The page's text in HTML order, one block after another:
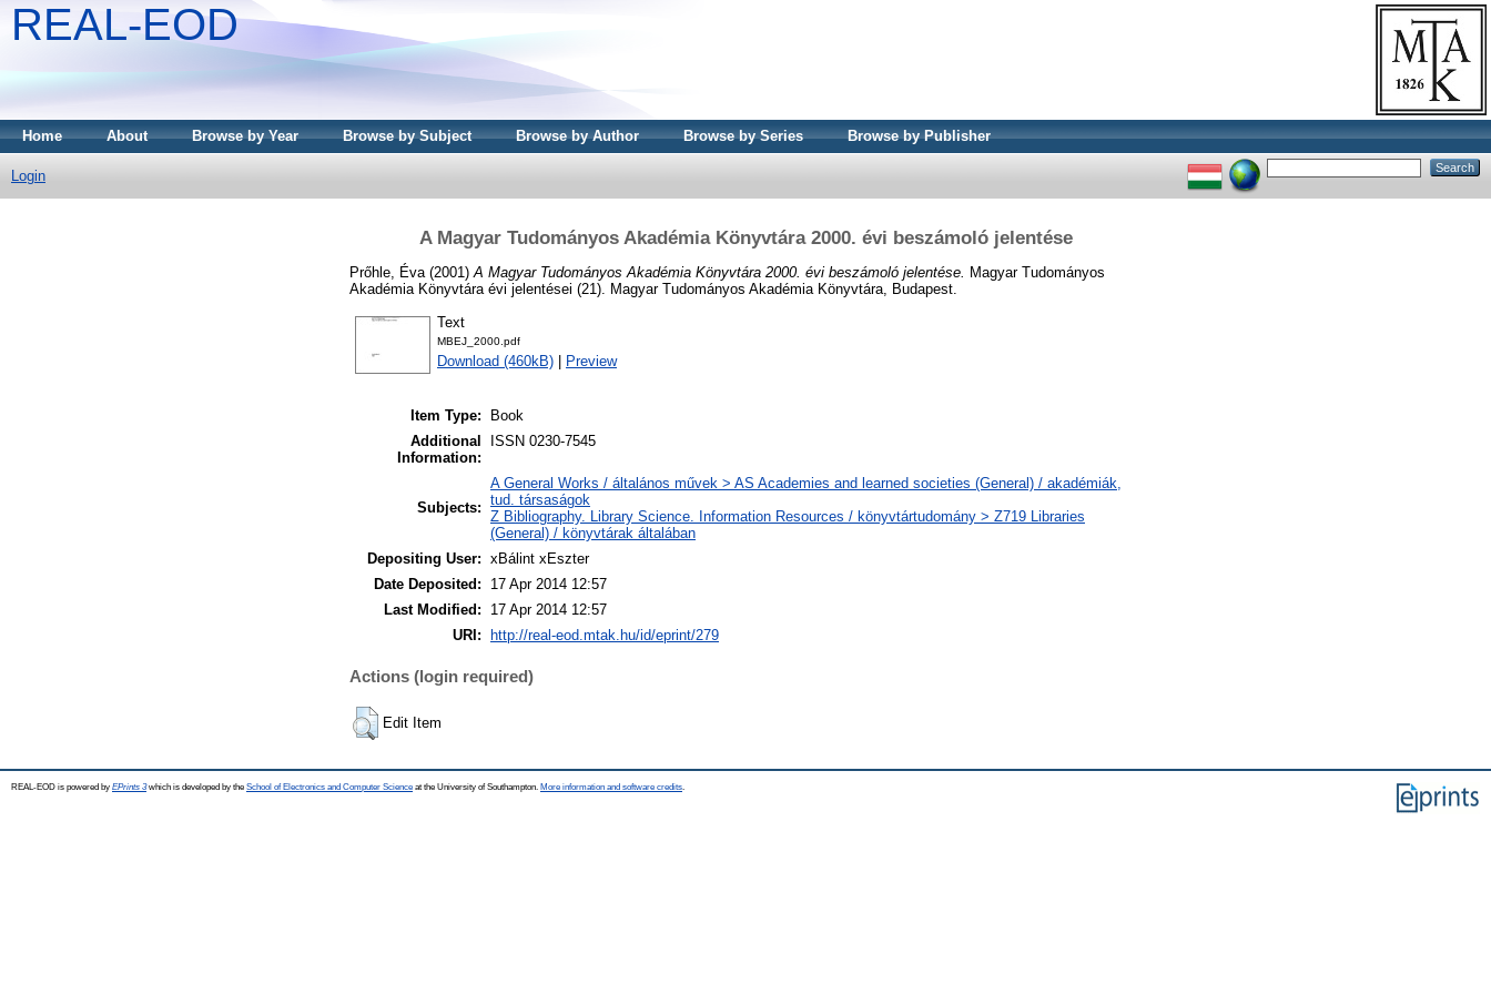
REAL-EOD
Home About Browse by Year Browse by Subject Browse by Author Browse by Series Browse by Publisher
Login
A Magyar Tudományos Akadémia Könyvtára 2000. évi beszámoló jelentése
Prőhle, Éva (2001) A Magyar Tudományos Akadémia Könyvtára 2000. évi beszámoló jelentése. Magyar Tudományos
Akadémia Könyvtára évi jelentései (21). Magyar Tudományos Akadémia Könyvtára, Budapest.
Text
MBEJ_2000.pdf
Download (460kB) Preview
Item Type:
Book
Additional
Information:
ISSN 0230-7545
Subjects:
A General Works / általános művek > AS Academies and learned societies (General) / akadémiák,
tud. társaságok
Z Bibliography. Library Science. Information Resources / könyvtártudomány > Z719 Libraries
(General) / könyvtárak általában
Depositing User: xBálint xEszter
Date Deposited:
17 Apr 2014 12:57
Last Modified:
17 Apr 2014 12:57
URI:
http://real-eod.mtak.hu/id/eprint/279
Actions (login required)
Edit Item
REAL-EOD is powered by EPrints 3which is developed by the School of Electronics and Computer Science at the University of Southampton. More information and software credits